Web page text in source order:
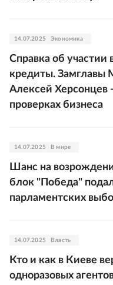
14.07.2025 Экономика
Справка об участии
кредиты. Замглавы
Алексей Херсонцев
проверках бизнеса
14.07.2025 В мире
Шанс на
блок "Победа" подал
парламентских
14.07.2025 Власть
Кто и как в Киеве
одноразовых